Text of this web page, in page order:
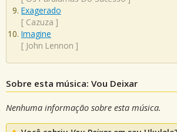
Exagerado
[ Cazuza ]
Imagine
[ John Lennon ]
Sobre esta música: Vou Deixar
Nenhuma informação sobre esta música.